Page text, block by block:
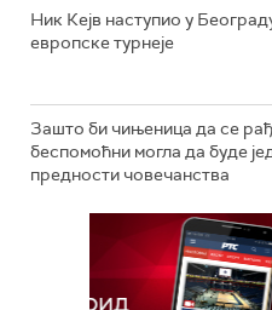
Ник Кејв наступио у
европске турнеје
Зашто би чињеница да се
беспомоћни могла да буде
предности човечанства